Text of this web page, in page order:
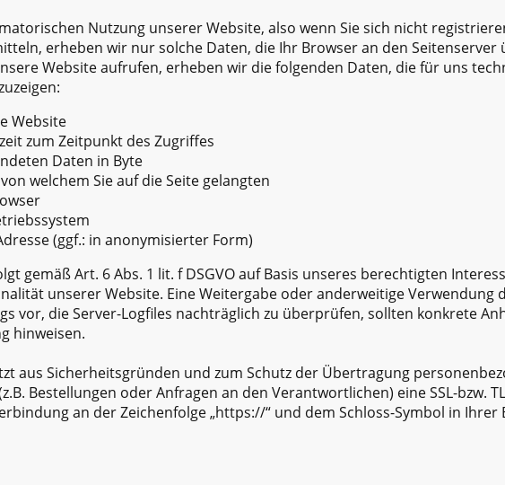
Nutzung unserer Website, also wenn Sie sich nicht
erheben wir nur solche Daten, die Ihr Browser an den Seitenserver
Website aufrufen, erheben wir die folgenden Daten, die für uns
Website
zum Zeitpunkt des Zugriffes
Daten in Byte
welchem Sie auf die Seite gelangten
(ggf.: in anonymisierter Form)
gemäß Art. 6 Abs. 1 lit. f DSGVO auf Basis unseres berechtigten
unserer Website. Eine Weitergabe oder anderweitige
vor, die Server-Logfiles nachträglich zu überprüfen, sollten konkrete
hinweisen.
aus Sicherheitsgründen und zum Schutz der Übertragung
Bestellungen oder Anfragen an den Verantwortlichen) eine SSL-bzw.
an der Zeichenfolge „https://“ und dem Schloss-Symbol in Ihrer